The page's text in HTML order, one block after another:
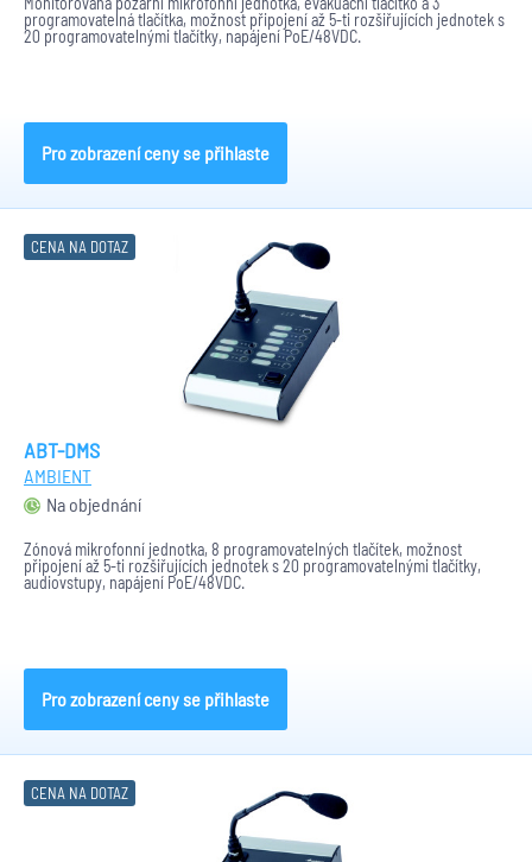
programovatelná tlačítka, možnost připojení až 5-ti rozšiřujících jednotek s
20 programovatelnými tlačítky, napájení PoE/48VDC.
Pro zobrazení ceny se přihlaste
CENA NA DOTAZ
ABT-DMS
AMBIENT
Na objednání
Zónová mikrofonní jednotka, 8 programovatelných tlačítek, možnost
připojení až 5-ti rozšiřujících jednotek s 20 programovatelnými tlačítky,
audiovstupy, napájení PoE/48VDC.
Pro zobrazení ceny se přihlaste
CENA NA DOTAZ